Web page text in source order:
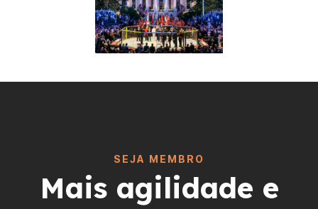
SEJA MEMBRO
Mais agilidade e